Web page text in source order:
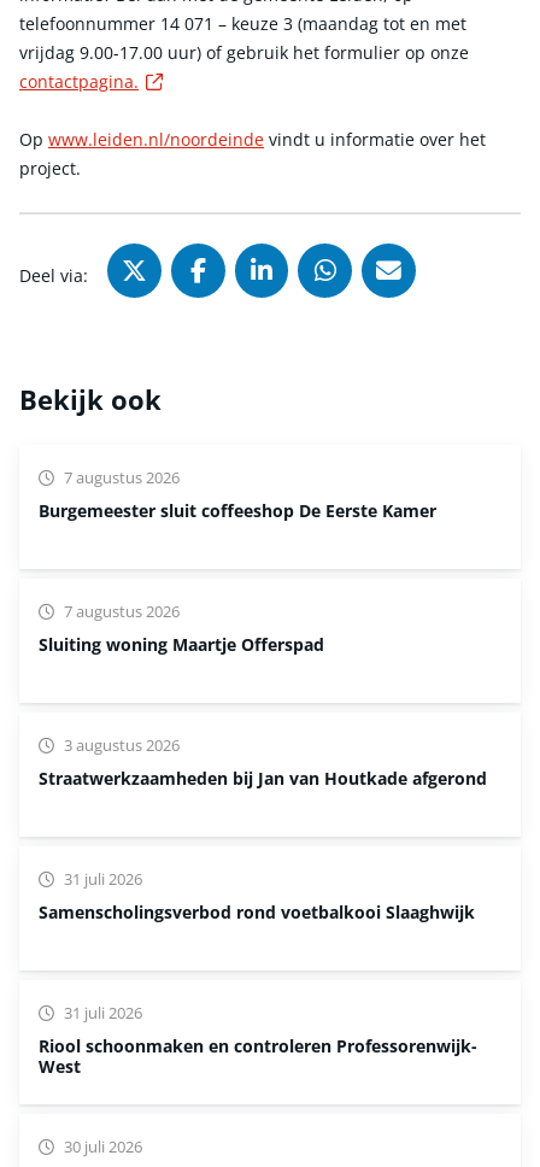
telefoonnummer 14 071 – keuze 3 (maandag tot en met
vrijdag 9.00-17.00 uur) of gebruik het formulier op onze
contactpagina.
Op www.leiden.nl/noordeinde vindt u informatie over het
project.
Deel via: Deel via X (Twitter), opent in
Deel via Facebook, opent
Deel via LinkedIn,
Deel viaDeel via
Bekijk ook
Burgemeester sluit coffeeshop De Eerste Kamer
7 augustus 2026
Sluiting woning Maartje Offerspad
7 augustus 2026
Straatwerkzaamheden bij Jan van Houtkade afgerond
3 augustus 2026
Samenscholingsverbod rond voetbalkooi Slaaghwijk
31 juli 2026
Riool schoonmaken en controleren Professorenwijk-
West
31 juli 2026
30 juli 2026